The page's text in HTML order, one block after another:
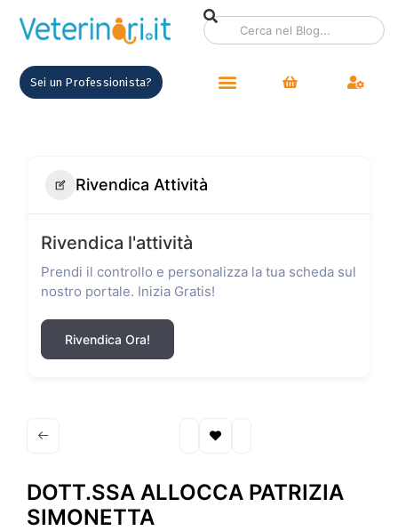
Sei un Professionista?
Rivendica Attività
Rivendica l'attività
Prendi il controllo e personalizza la tua scheda sul
nostro portale. Inizia Gratis!
Rivendica Ora!
DOTT.SSA ALLOCCA PATRIZIA
SIMONETTA